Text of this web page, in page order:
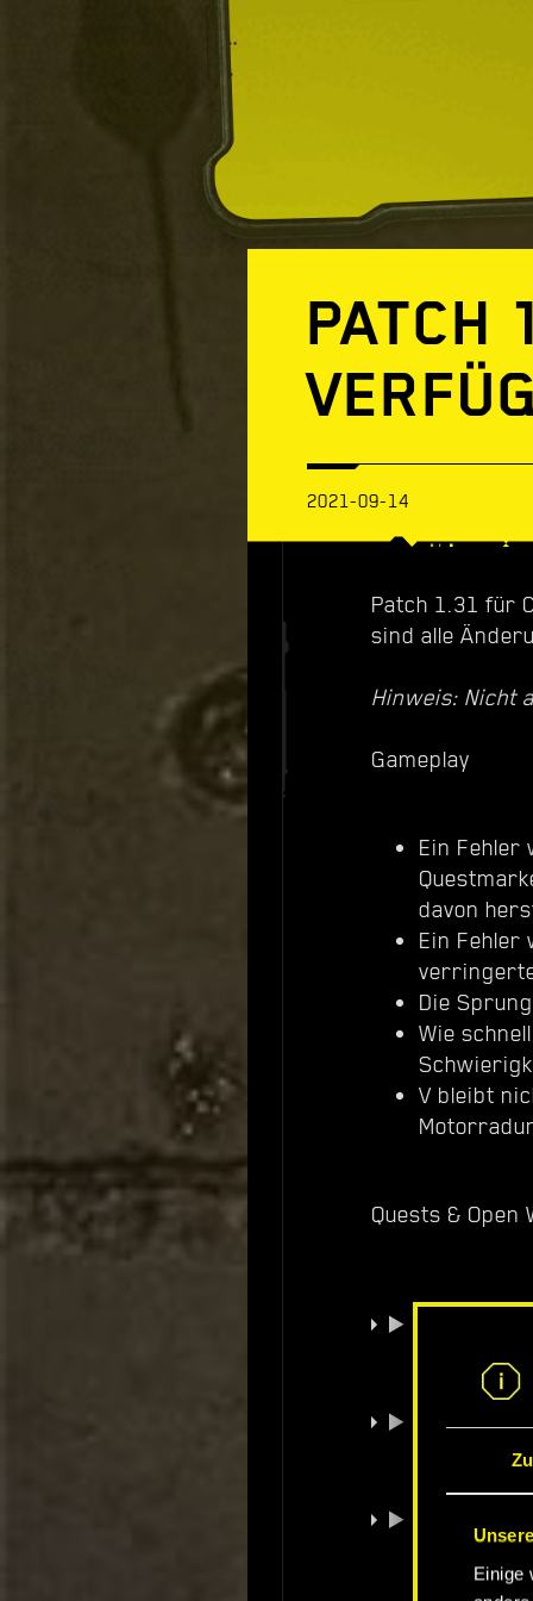
Einige
PATCH
2021-09-14
Patch 1.31 für
sind alle
Hinweis: Nicht
Gameplay
Ein Fehler
davon
Ein Fehler
Die
Wie
V bleibt
Quests & Open
These